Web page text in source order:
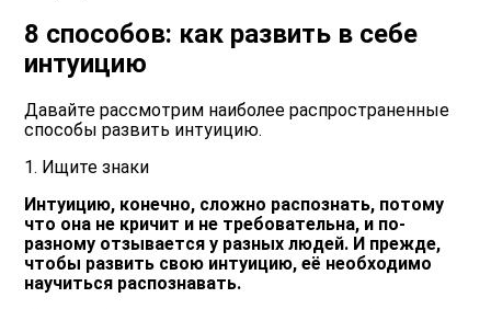
8 способов: как развить в себе
интуицию
Давайте рассмотрим наиболее распространенные
способы развить интуицию.
1. Ищите знаки
Интуицию, конечно, сложно распознать, потому
что она не кричит и не требовательна, и по-
разному отзывается у разных людей. И прежде,
чтобы развить свою интуицию, её необходимо
научиться распознавать.